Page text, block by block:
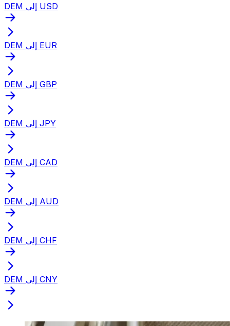
DEM إلى USD
DEM إلى EUR
DEM إلى GBP
DEM إلى JPY
DEM إلى CAD
DEM إلى AUD
DEM إلى CHF
DEM إلى CNY